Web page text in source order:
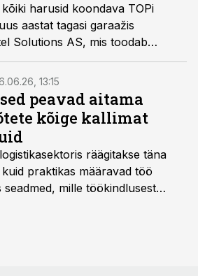
harusid koondava TOPi
aastat tagasi garaažis
Solutions AS, mis toodab
seire- ning droonitõrje
läheb ka teine koht –
AS.
13:15
peavad aitama
kõige kallimat
räägitakse täna
praktikas määravad töö
mille töökindlusest